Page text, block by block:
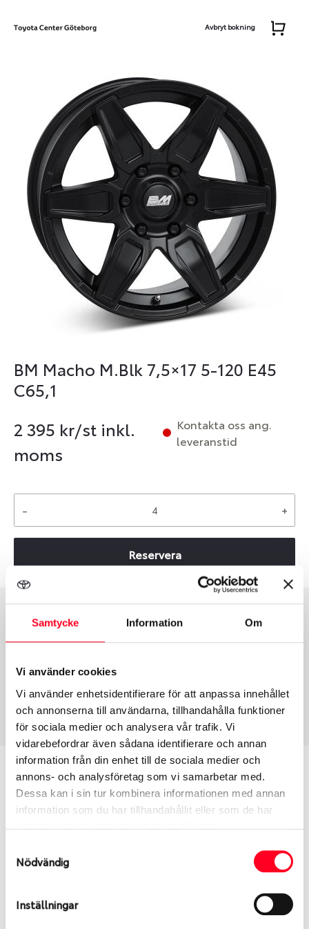
Samtycke Information Om
Vi använder cookies
Vi använder enhetsidentifierare för att anpassa innehållet
och annonserna till användarna, tillhandahålla funktioner
för sociala medier och analysera vår trafik. Vi
vidarebefordrar även sådana identifierare och annan
information från din enhet till de sociala medier och
annons- och analysföretag som vi samarbetar med.
Dessa kan i sin tur kombinera informationen med annan
information som du har tillhandahållit eller som de har
Nödvändig
Inställningar
Avbryt bokning
BM Macho M.Blk 7,5×17 5-120 E45
C65,1
2 395 kr/st inkl.
moms
Kontakta oss ang.
leveranstid
- +
Reservera
Group
Fälg PV/C LM
Tum
17
45
Centre Diameter
120
Art nummer
7511
Passar denna fälg min bil?
Ange registreringsnummer för att se om den fälg
Ibland kan fälgen ha bytts ut under årens lopp och
inte vara samma dimension som bilen hade ut från